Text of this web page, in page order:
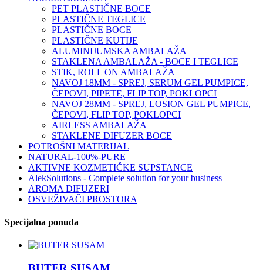
PET PLASTIČNE BOCE
PLASTIČNE TEGLICE
PLASTIČNE BOCE
PLASTIČNE KUTIJE
ALUMINIJUMSKA AMBALAŽA
STAKLENA AMBALAŽA - BOCE I TEGLICE
STIK, ROLL ON AMBALAŽA
NAVOJ 18MM - SPREJ, SERUM GEL PUMPICE,
ČEPOVI, PIPETE, FLIP TOP, POKLOPCI
NAVOJ 28MM - SPREJ, LOSION GEL PUMPICE,
ČEPOVI, FLIP TOP, POKLOPCI
AIRLESS AMBALAŽA
STAKLENE DIFUZER BOCE
POTROŠNI MATERIJAL
NATURAL-100%-PURE
AKTIVNE KOZMETIČKE SUPSTANCE
AlekSolutions - Complete solution for your business
AROMA DIFUZERI
OSVEŽIVAČI PROSTORA
Specijalna ponuda